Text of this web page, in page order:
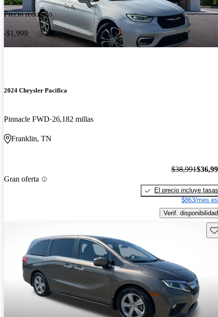
Precio reducido
-$1,999
2024 Chrysler Pacifica
Pinnacle FWD 26,182 millas
Franklin, TN
Gran oferta
$38,991
El precio incluye tasas
$863/mes
Verif. disponibilidad